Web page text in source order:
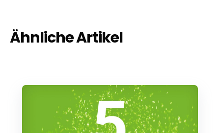
Ähnliche Artikel